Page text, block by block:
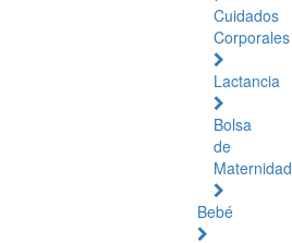
Cuidados
Corporales
Lactancia
Bolsa
de
Maternidad
Bebé